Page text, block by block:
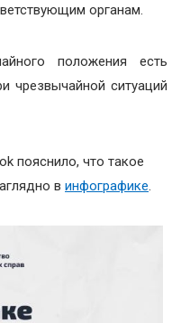
органам.
положения есть
чрезвычайной ситуаций
пояснило, что такое
в инфографике.